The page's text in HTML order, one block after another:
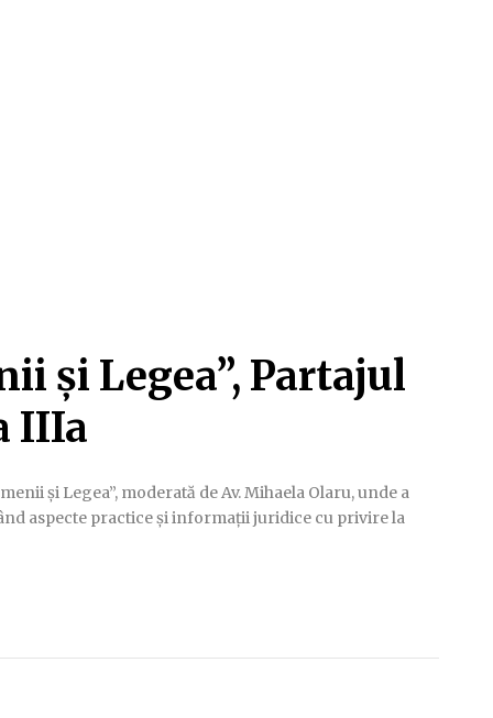
și Legea”, Partajul
IIIa
și Legea”, moderată de Av. Mihaela Olaru, unde a
aspecte practice și informații juridice cu privire la